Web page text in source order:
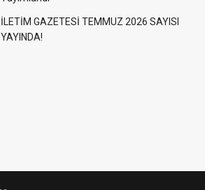
İLETİM GAZETESİ TEMMUZ 2026 SAYISI
YAYINDA!